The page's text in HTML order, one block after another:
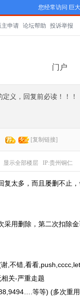
您经常访问 巨
主申请 论坛帮助 投诉举报
门户
定义，回复前必读！！！
[复制链接]
显示全部楼层 IP:贵州铜仁
复太多，而且屡删不止
采用删除，第二次扣除
,不错,看看
关-严重走题
等等) (多次重